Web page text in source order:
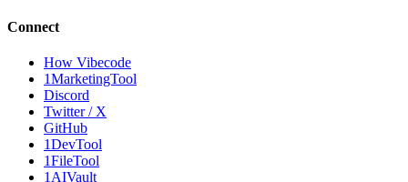
Connect
How Vibecode
1MarketingTool
Discord
Twitter / X
GitHub
1DevTool
1FileTool
1AIVault